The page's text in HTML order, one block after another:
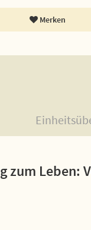
Merken
zum Leben: